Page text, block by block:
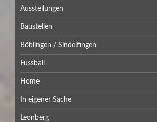
Ausstellungen
Baustellen
Böblingen / Sindelfingen
Fussball
Home
In eigener Sache
Leonberg